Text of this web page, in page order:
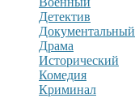
Детектив
Документальный
Драма
Исторический
Комедия
Криминал